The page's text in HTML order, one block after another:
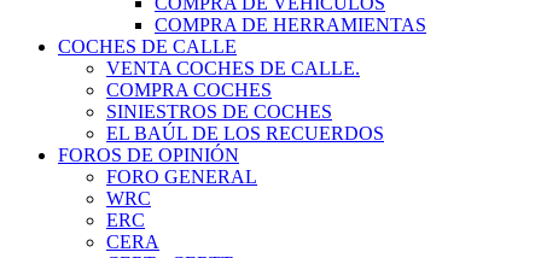
COMPRA DE HERRAMIENTAS
COCHES DE CALLE
VENTA COCHES DE CALLE.
COMPRA COCHES
SINIESTROS DE COCHES
EL BAÚL DE LOS RECUERDOS
FOROS DE OPINIÓN
FORO GENERAL
WRC
ERC
CERA